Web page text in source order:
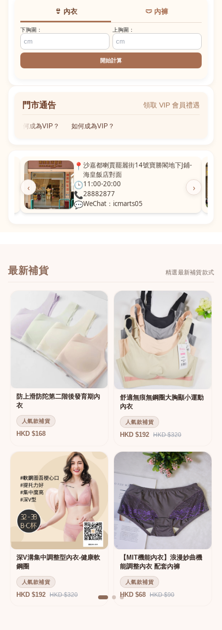
👙 內衣 🩲 內褲
下胸圍： 上胸圍：
開始計算
門市通告 領取 VIP 會員禮遇
如何成為VIP？ 如何成為VIP？
‹ ›
📍 沙嘉都喇賈罷麗街14號寶勝閣地下J鋪-
海皇飯店對面
🕒11:00-20:00
📞28882877
💬WeChat：icmarts05
最新補貨 精選最新補貨款式
防上滑防陀第二階後發育期內
衣
人氣款補貨
HKD $168
舒適無痕無鋼圈大胸顯小運動
內衣
人氣款補貨
HKD $192 HKD $320
深V溝集中調整型內衣-健康軟
鋼圈
人氣款補貨
HKD $192 HKD $320
【MIT機能內衣】浪漫妙曲機
能調整內衣 配套內褲
人氣款補貨
HKD $68 HKD $90